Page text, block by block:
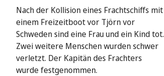
Nach der Kollision eines Frachtschiffs mit
einem Freizeitboot vor Tjörn vor
Schweden sind eine Frau und ein Kind tot.
Zwei weitere Menschen wurden schwer
verletzt. Der Kapitän des Frachters
wurde festgenommen.